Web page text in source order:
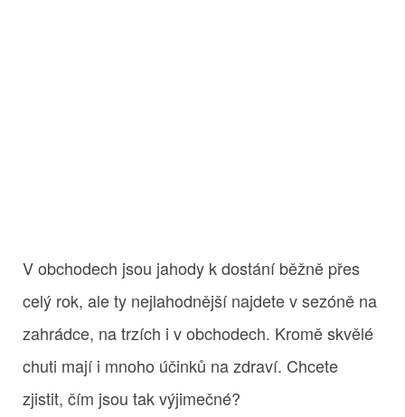
V obchodech jsou jahody k dostání běžně přes
celý rok, ale ty nejlahodnější najdete v sezóně na
zahrádce, na trzích i v obchodech. Kromě skvělé
chuti mají i mnoho účinků na zdraví. Chcete
zjistit, čím jsou tak výjimečné?